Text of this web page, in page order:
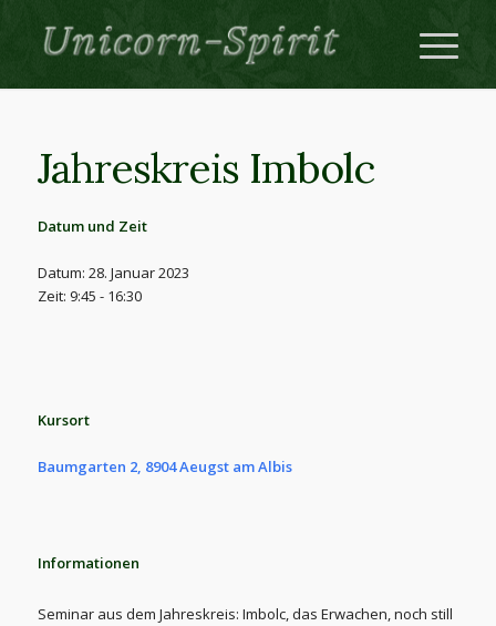
Jahreskreis Imbolc
Datum und Zeit
Datum: 28. Januar 2023
Zeit: 9:45 - 16:30
Kursort
Baumgarten 2, 8904 Aeugst am Albis
Informationen
Seminar aus dem Jahreskreis: Imbolc, das Erwachen, noch still